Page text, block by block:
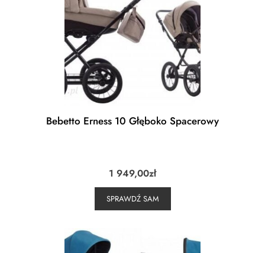
Bebetto Erness 10 Głęboko Spacerowy
1 949,00zł
SPRAWDŹ SAM